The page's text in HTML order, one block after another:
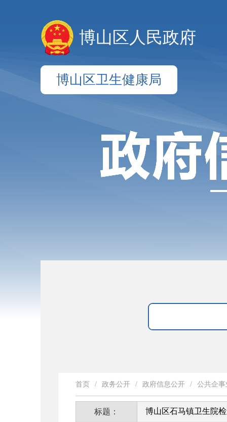
博山区人民政府
博山区卫生健康局
首页 / 政务公开 / 政府信息公开 / 公共企
标题： 博山区石马镇卫生院